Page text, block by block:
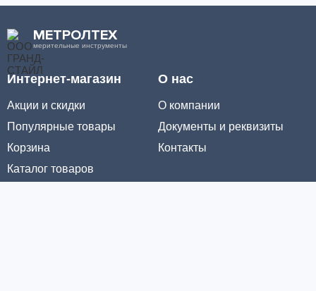
МЕТРОЛТЕХ
мерительные инструменты
Интернет-магазин
Акции и скидки
Популярные товары
Корзина
Каталог товаров
О нас
О компании
Документы и реквизиты
Контакты